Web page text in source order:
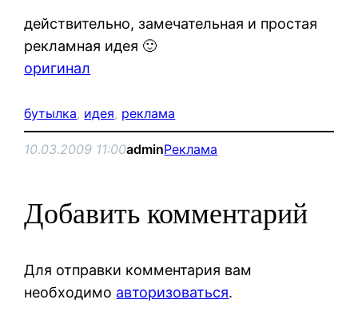
действительно, замечательная и простая
рекламная идея 🙂
оригинал
бутылка, идея, реклама
10.03.2009 11:00adminРеклама
Добавить комментарий
Для отправки комментария вам
необходимо авторизоваться.